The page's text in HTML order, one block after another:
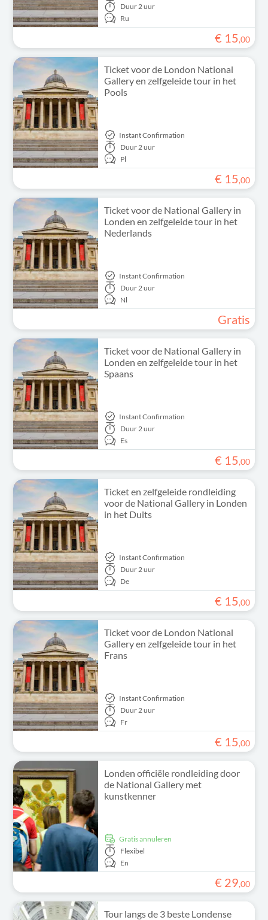
Duur 2 uur
Ru
€ 15,00
Ticket voor de London National
Gallery en zelfgeleide tour in het
Pools
Instant Confirmation
Duur 2 uur
Pl
€ 15,00
Ticket voor de National Gallery in
Londen en zelfgeleide tour in het
Nederlands
Instant Confirmation
Duur 2 uur
Nl
Gratis
Ticket voor de National Gallery in
Londen en zelfgeleide tour in het
Spaans
Instant Confirmation
Duur 2 uur
Es
€ 15,00
Ticket en zelfgeleide rondleiding
voor de National Gallery in Londen
in het Duits
Instant Confirmation
Duur 2 uur
De
€ 15,00
Ticket voor de London National
Gallery en zelfgeleide tour in het
Frans
Instant Confirmation
Duur 2 uur
Fr
€ 15,00
Londen officiële rondleiding door
de National Gallery met
kunstkenner
Gratis annuleren
Flexibel
En
€ 29,00
Tour langs de 3 beste Londense